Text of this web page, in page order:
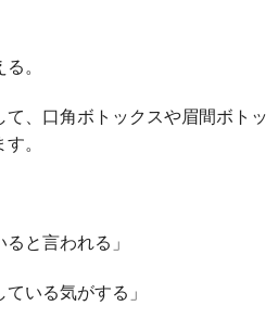
。
、口角ボトックスや眉間ボトッ
。
と言われる」
いる気がする」